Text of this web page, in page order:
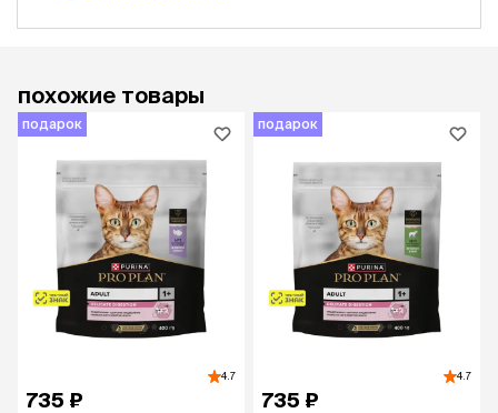
похожие товары
подарок
4.7
735 ₽
подарок
4.7
735 ₽